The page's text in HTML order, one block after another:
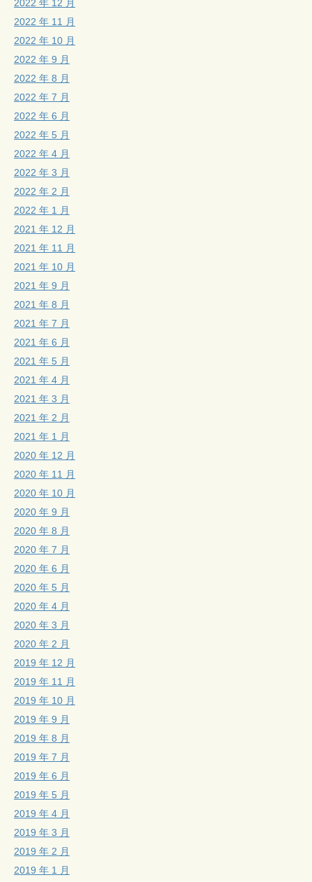
2022 年 12 月
2022 年 11 月
2022 年 10 月
2022 年 9 月
2022 年 8 月
2022 年 7 月
2022 年 6 月
2022 年 5 月
2022 年 4 月
2022 年 3 月
2022 年 2 月
2022 年 1 月
2021 年 12 月
2021 年 11 月
2021 年 10 月
2021 年 9 月
2021 年 8 月
2021 年 7 月
2021 年 6 月
2021 年 5 月
2021 年 4 月
2021 年 3 月
2021 年 2 月
2021 年 1 月
2020 年 12 月
2020 年 11 月
2020 年 10 月
2020 年 9 月
2020 年 8 月
2020 年 7 月
2020 年 6 月
2020 年 5 月
2020 年 4 月
2020 年 3 月
2020 年 2 月
2019 年 12 月
2019 年 11 月
2019 年 10 月
2019 年 9 月
2019 年 8 月
2019 年 7 月
2019 年 6 月
2019 年 5 月
2019 年 4 月
2019 年 3 月
2019 年 2 月
2019 年 1 月